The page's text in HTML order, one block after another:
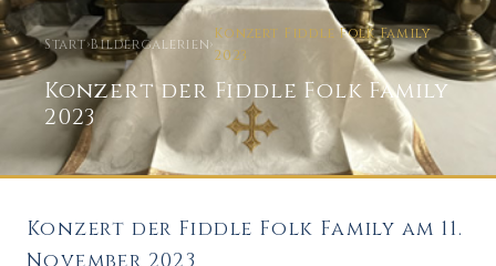
Start›Bildergalerien›
Konzert Fiddle Folk Family
2023
Konzert der Fiddle Folk Family
2023
Konzert der Fiddle Folk Family am 11.